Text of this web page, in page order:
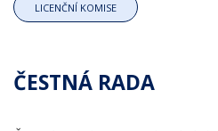
LICENČNÍ KOMISE
ČESTNÁ RADA